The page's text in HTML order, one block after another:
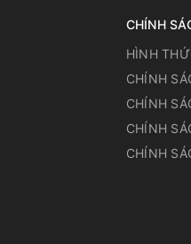
CHÍNH
HÌNH
CHÍNH
CHÍNH
CHÍNH
CHÍNH